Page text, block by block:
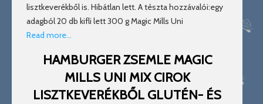
lisztkeverékből is. Hibátlan lett. A tészta hozzávalói:egy
adagból 20 db kifli lett 300 g Magic Mills Uni
Read more…
HAMBURGER ZSEMLE MAGIC
MILLS UNI MIX CIROK
LISZTKEVERÉKBŐL GLUTÉN- ÉS